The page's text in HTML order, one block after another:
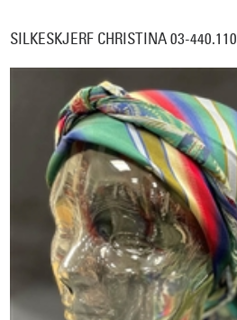
SILKESKJERF CHRISTINA 03-440.110